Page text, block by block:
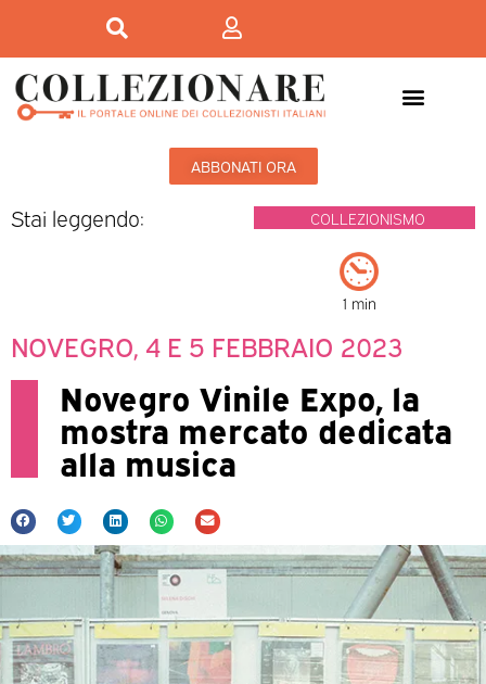
ABBONATI ORA
Stai leggendo: COLLEZIONISMO
1 min
NOVEGRO, 4 E 5 FEBBRAIO 2023
Novegro Vinile Expo, la
mostra mercato dedicata
alla musica